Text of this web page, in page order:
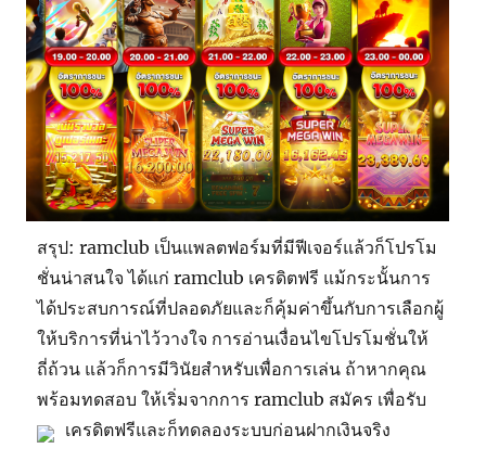
สรุป: ramclub เป็นแพลตฟอร์มที่มีฟีเจอร์แล้วก็โปรโม
ชั่นน่าสนใจ ได้แก่ ramclub เครดิตฟรี แม้กระนั้นการ
ได้ประสบการณ์ที่ปลอดภัยและก็คุ้มค่าขึ้นกับการเลือกผู้
ให้บริการที่น่าไว้วางใจ การอ่านเงื่อนไขโปรโมชั่นให้
ถี่ถ้วน แล้วก็การมีวินัยสำหรับเพื่อการเล่น ถ้าหากคุณ
พร้อมทดสอบ ให้เริ่มจากการ ramclub สมัคร เพื่อรับ
เครดิตฟรีและก็ทดลองระบบก่อนฝากเงินจริง